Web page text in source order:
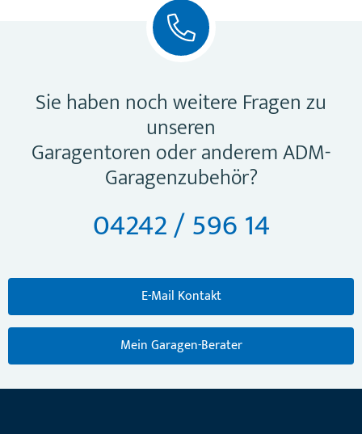
Sie haben noch weitere Fragen zu
unseren
Garagentoren oder anderem ADM-
Garagenzubehör?
04242 / 596 14
E-Mail Kontakt
Mein Garagen-Berater